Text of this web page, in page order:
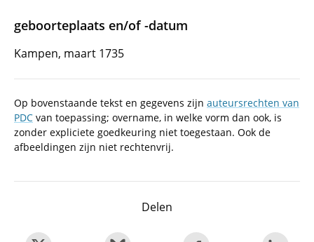
geboorteplaats en/of -datum
Kampen, maart 1735
Op bovenstaande tekst en gegevens zijn auteursrechten van
PDC van toepassing; overname, in welke vorm dan ook, is
zonder expliciete goedkeuring niet toegestaan. Ook de
afbeeldingen zijn niet rechtenvrij.
Delen